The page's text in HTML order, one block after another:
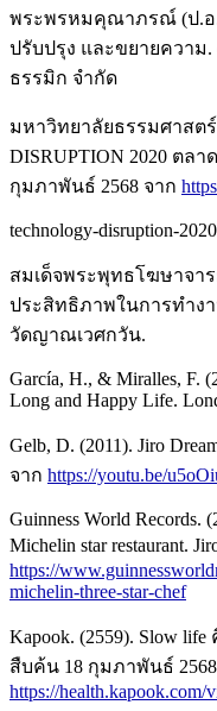
พระพรหมคุณาภรณ์ (ป.อ.
ปรับปรุง และขยายความ
ธรรมิก จำกัด
มหาวิทยาลัยธรรมศาสตร์
DISRUPTION 2020 ตล
กุมภาพันธ์ 2568 จาก
technology-disruption-2020
สมเด็จพระพุทธโฆษาจาร
ประสิทธิภาพในการทำง
วัดญาณเวศกวัน.
García, H., & Miralles, F.
Long and Happy Life.
Gelb, D. (2011). Jiro
จาก https://youtu.be/
Guinness World Records.
Michelin star restaurant.
https://
michelin-three-star-chef
Kapook. (2559). Slow
สืบค้น 18 กุมภาพันธ์
https://health.kapook.com/